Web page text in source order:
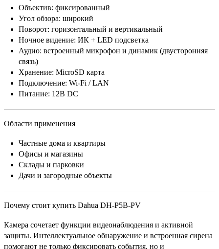
Объектив: фиксированный
Угол обзора: широкий
Поворот: горизонтальный и вертикальный
Ночное видение: ИК + LED подсветка
Аудио: встроенный микрофон и динамик (двусторонняя
связь)
Хранение: MicroSD карта
Подключение: Wi-Fi / LAN
Питание: 12В DC
Области применения
Частные дома и квартиры
Офисы и магазины
Склады и парковки
Дачи и загородные объекты
Почему стоит купить Dahua DH-P5B-PV
Камера сочетает функции видеонаблюдения и активной
защиты. Интеллектуальное обнаружение и встроенная сирена
помогают не только фиксировать события, но и